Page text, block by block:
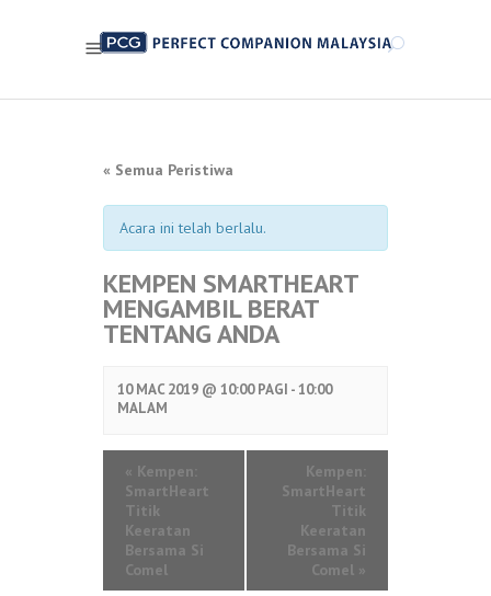
« Semua Peristiwa
Acara ini telah berlalu.
KEMPEN SMARTHEART
MENGAMBIL BERAT
TENTANG ANDA
10 MAC 2019 @ 10:00 PAGI -10:00
MALAM
« Kempen:
SmartHeart
Titik
Keeratan
Bersama Si
Comel
Kempen:
SmartHeart
Titik
Keeratan
Bersama Si
Comel »